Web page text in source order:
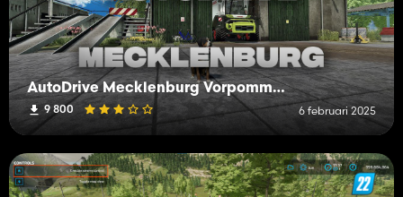
AutoDrive Mecklenburg Vorpommern
9 800 6 februari 2025